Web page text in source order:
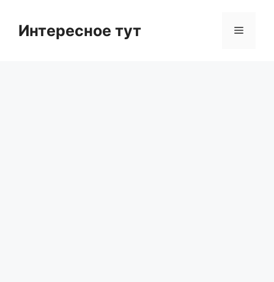
contentИнтересное тут Menu